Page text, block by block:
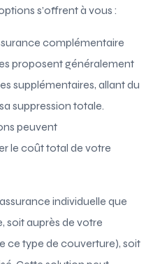
s’offrent à vous :
complémentaire
proposent généralement
supplémentaires, allant du
suppression totale.
peuvent
le coût total de votre
individuelle que
soit auprès de votre
ce type de couverture), soit